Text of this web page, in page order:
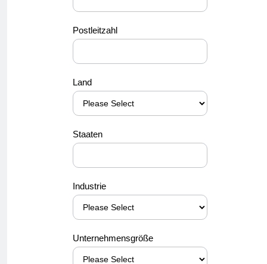
Postleitzahl
Land
Staaten
Industrie
Unternehmensgröße